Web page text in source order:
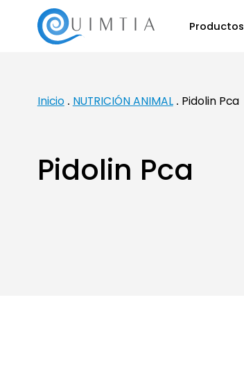
Productos
Inicio
NUTRICIÓN ANIMAL Pidolin Pca
Pidolin Pca